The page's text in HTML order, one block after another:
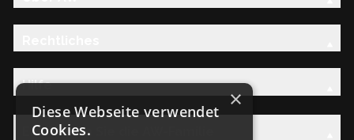
Hilfe
Entdecken Sie die AW-Familie
×
Diese Webseite verwendet
Cookies.